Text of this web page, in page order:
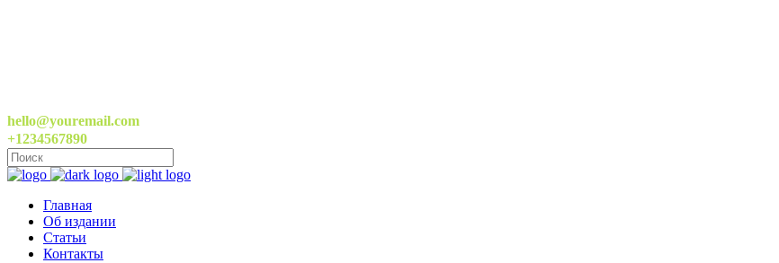
hello@youremail.com
+1234567890
Главная
Об издании
Статьи
Контакты